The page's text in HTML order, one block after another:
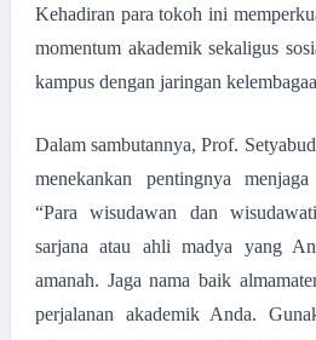
Kehadiran para tokoh ini
momentum akademik sekaligus
kampus dengan jaringan
Dalam sambutannya, Prof.
menekankan pentingnya
“Para wisudawan dan
sarjana atau ahli madya yang
amanah. Jaga nama baik
perjalanan akademik Anda.